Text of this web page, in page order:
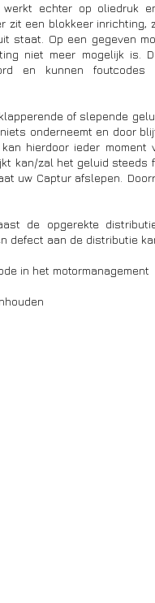
echter op oliedruk
zit een blokkeer
staat. Op een gegeven
niet meer mogelijk is.
en kunnen foutcodes
of slepende
onderneemt en door
hierdoor ieder
kan/zal het geluid steeds
uw Captur afslepen.
de opgerekte
in het motormanagement